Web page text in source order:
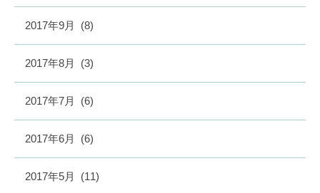
2017年9月 (8)
2017年8月 (3)
2017年7月 (6)
2017年6月 (6)
2017年5月 (11)